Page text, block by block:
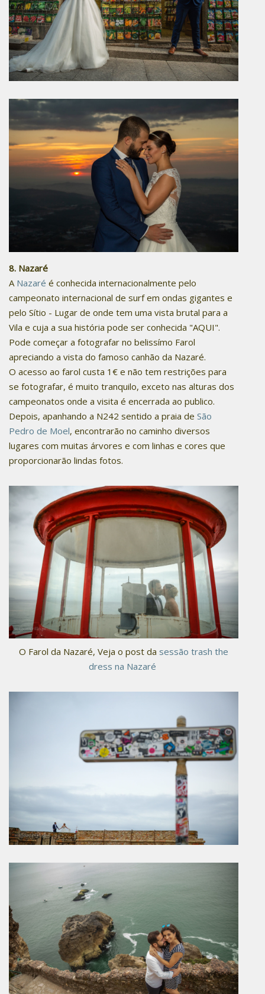
8. Nazaré
A Nazaré é conhecida internacionalmente pelo
campeonato internacional de surf em ondas gigantes e
pelo Sítio - Lugar de onde tem uma vista brutal para a
Vila e cuja a sua história pode ser conhecida "AQUI".
Pode começar a fotografar no belissímo Farol
apreciando a vista do famoso canhão da Nazaré.
O acesso ao farol custa 1€ e não tem restrições para
se fotografar, é muito tranquilo, exceto nas alturas dos
campeonatos onde a visita é encerrada ao publico.
Depois, apanhando a N242 sentido a praia de São
Pedro de Moel, encontrarão no caminho diversos
lugares com muitas árvores e com linhas e cores que
proporcionarão lindas fotos.
O Farol da Nazaré, Veja o post da sessão trash the
dress na Nazaré